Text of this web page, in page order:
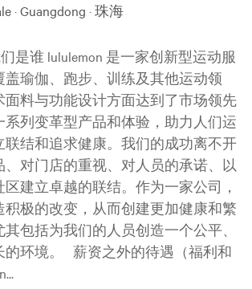
· Guangdong · 珠海
是谁 lululemon 是一家创新型运动服
盖瑜伽、跑步、训练及其他运动领
面料与功能设计方面达到了市场领先
系列变革型产品和体验，助力人们运
联结和追求健康。我们的成功离不开
对门店的重视、对人员的承诺、以
建立卓越的联结。作为一家公司，
积极的改变，从而创建更加健康和繁
包括为我们的人员创造一个公平、
的环境。 薪资之外的待遇（福利和